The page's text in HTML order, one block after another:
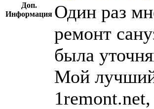
Доп.
Информация Один раз
ремонт
была
Мой лучший